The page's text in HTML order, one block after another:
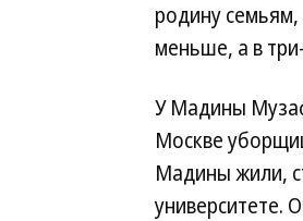
родину
меньше, а в
У Мадины
Москве
Мадины жили,
университете.